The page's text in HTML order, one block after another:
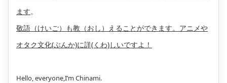
ます。
敬語（けいご）も教（おし） えることができます。アニメや
オタク文化(ぶんか)に詳(くわ)しいですよ！
Hello, everyone,I’m Chinami.